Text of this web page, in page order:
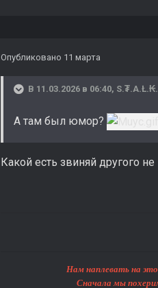
Опубликовано 11 марта
В 11.03.2026 в 06:40,
А там был юмор?
Какой есть звиняй другого
Нам наплевать на этот
Сначала мы похерим